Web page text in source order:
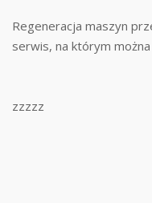
Regeneracja maszyn
serwis, na którym
zzzzz